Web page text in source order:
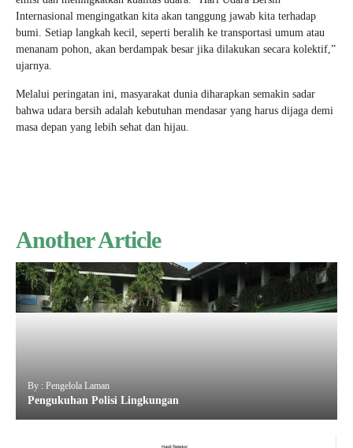
Internasional mengingatkan kita akan tanggung jawab kita terhadap
bumi. Setiap langkah kecil, seperti beralih ke transportasi umum atau
menanam pohon, akan berdampak besar jika dilakukan secara kolektif,”
ujarnya.
Melalui peringatan ini, masyarakat dunia diharapkan semakin sadar
bahwa udara bersih adalah kebutuhan mendasar yang harus dijaga demi
masa depan yang lebih sehat dan hijau.
Another Article
By : Pengelola Laman
Pengukuhan Polisi Lingkungan